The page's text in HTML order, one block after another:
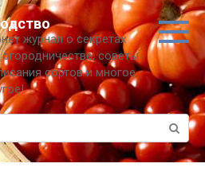
журнал о секретах
советы
сортов и многое